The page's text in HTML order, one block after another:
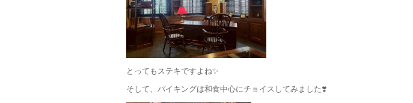
とってもステキですよね✨
そして、バイキングは和食中心にチョイスしてみました❣️